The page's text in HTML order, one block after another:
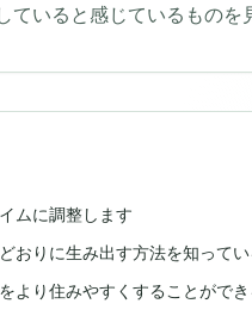
いると感じているものを
ムに調整します
おりに生み出す方法を知ってい
より住みやすくすることができ